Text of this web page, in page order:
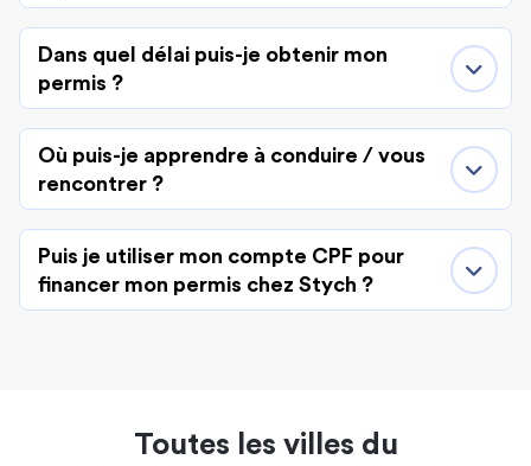
Dans quel délai puis-je obtenir mon
permis ?
Où puis-je apprendre à conduire / vous
rencontrer ?
Puis je utiliser mon compte CPF pour
financer mon permis chez Stych ?
Toutes les villes du